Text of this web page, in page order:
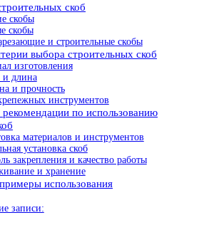
скоб
скобы
скобы
и строительные скобы
выбора строительных скоб
изготовления
и длина
и прочность
инструментов
по использованию
материалов и инструментов
установка скоб
закрепления и качество работы
и хранение
использования
записи: